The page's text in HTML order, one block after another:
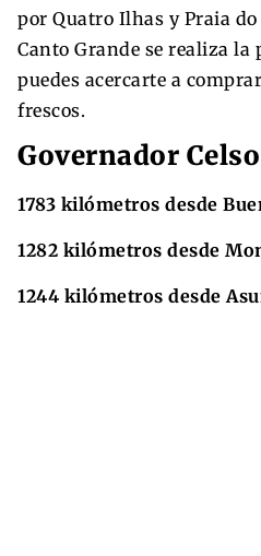
por Quatro Ilhas y Praia
Canto Grande se realiza la
puedes acercarte a
frescos.
Governador
1783 kilómetros desde
1282 kilómetros desde
1244 kilómetros desde